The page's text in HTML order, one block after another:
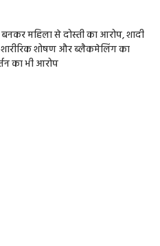
बनकर महिला से दोस्ती का आरोप, शादी
शोषण और ब्लैकमेलिंग का
का भी आरोप